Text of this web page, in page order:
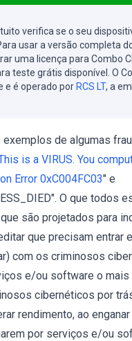
verifica se o seu
usar a versão completa
uma licença para Combo
teste grátis disponível. O
e é operado por RCS LT, a
exemplos de algumas
is a VIRUS. You
Error 0xC004FC03" e
O que todos
são projetados para
que precisam entrar
com os criminosos
e/ou software o mais
cibernéticos por
rendimento, ao
por serviços e/ou